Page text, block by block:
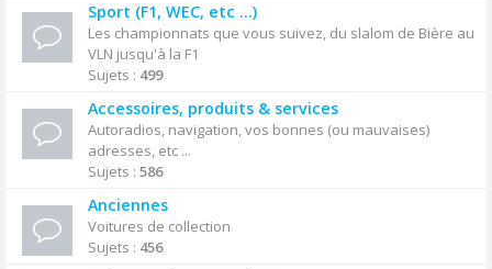
Sport (F1, WEC, etc ...)
Les championnats que vous suivez, du slalom de Bière au
VLN jusqu'à la F1
Sujets : 499
Accessoires, produits & services
Autoradios, navigation, vos bonnes (ou mauvaises)
adresses, etc ...
Sujets : 586
Anciennes
Voitures de collection
Sujets : 456